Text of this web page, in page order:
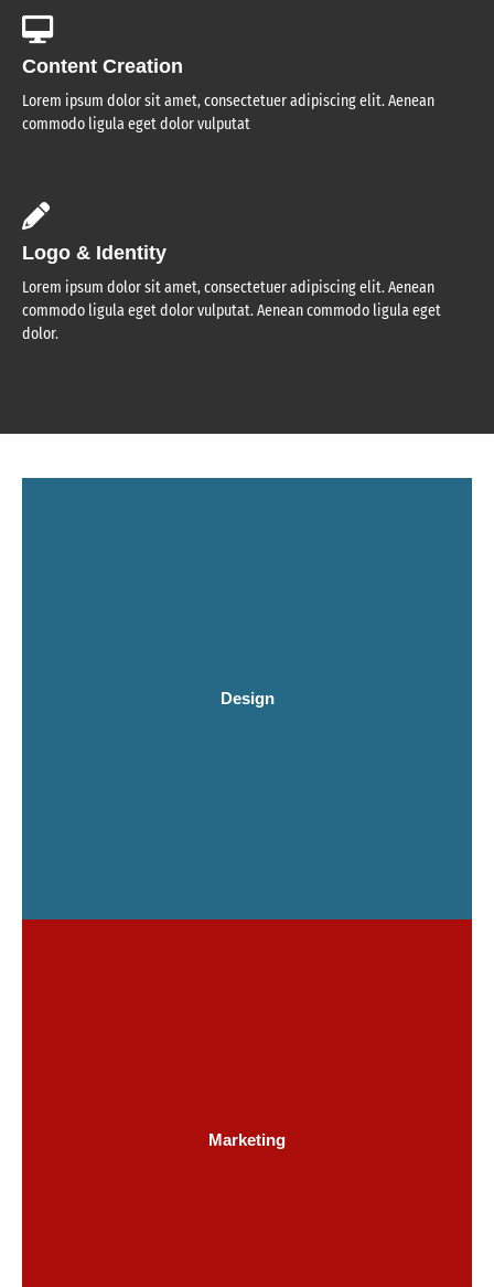
Content Creation
Lorem ipsum dolor sit amet, consectetuer adipiscing elit. Aenean
commodo ligula eget dolor vulputat
Logo & Identity
Lorem ipsum dolor sit amet, consectetuer adipiscing elit. Aenean
commodo ligula eget dolor vulputat. Aenean commodo ligula eget
dolor.
Design
Marketing